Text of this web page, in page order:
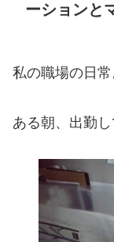
ーションと
私の職場の日常
ある朝、出勤